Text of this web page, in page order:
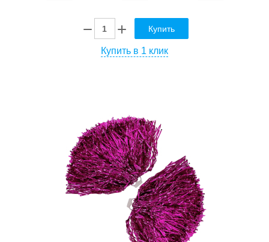
Купить
Купить в 1 клик